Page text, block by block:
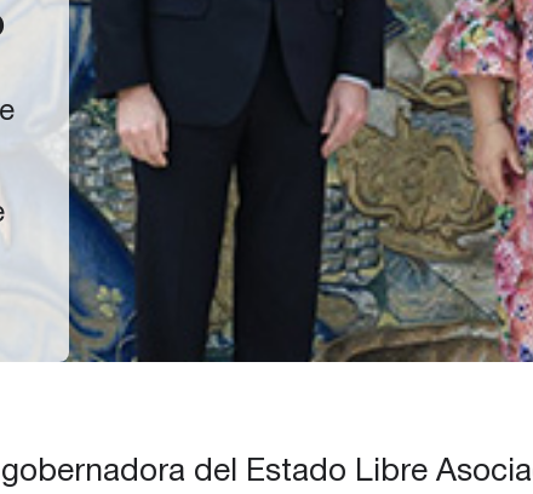
del Estado Libre